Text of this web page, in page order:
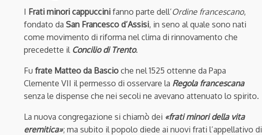
I Frati minori cappuccini fanno parte dell’Ordine francescano,
fondato da San Francesco d’Assisi, in seno al quale sono nati
come movimento di riforma nel clima di rinnovamento che
precedette il Concilio di Trento.
Fu frate Matteo da Bascio che nel 1525 ottenne da Papa
Clemente VII il permesso di osservare la Regola francescana
senza le dispense che nei secoli ne avevano attenuato lo spirito.
La nuova congregazione si chiamò dei «frati minori della vita
eremitica»; ma subito il popolo diede ai nuovi frati l’appellativo di